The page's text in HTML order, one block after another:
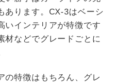
あります。CX-3はベーシ
いインテリアが特徴です
材などでグレードごとに
の特徴はもちろん、グレ